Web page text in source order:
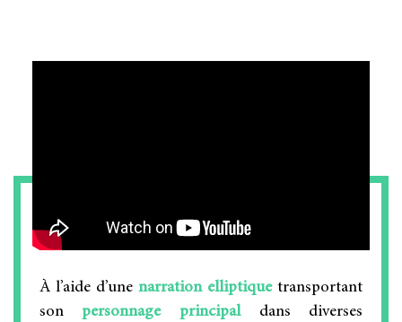
À l’aide d’unenarration elliptiquetransportant
sonpersonnage principaldans diverses